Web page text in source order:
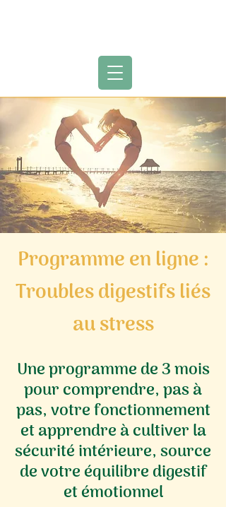
Programme en ligne :
Troubles digestifs liés
au stress
Une programme de 3 mois
pour comprendre, pas à
pas, votre fonctionnement
et apprendre à cultiver la
sécurité intérieure, source
de votre équilibre digestif
et émotionnel